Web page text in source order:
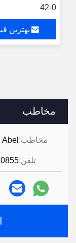
مخاطب
مخاطب: Abel
تلفن:
42-0
بهترین